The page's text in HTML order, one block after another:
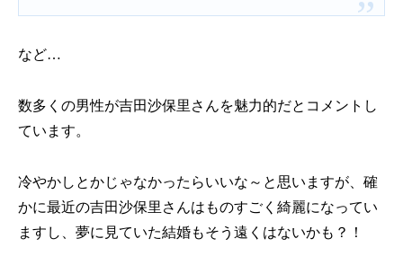
など…
数多くの男性が吉田沙保里さんを魅力的だとコメントし
ています。
冷やかしとかじゃなかったらいいな～と思いますが、確
かに最近の吉田沙保里さんはものすごく綺麗になってい
ますし、夢に見ていた結婚もそう遠くはないかも？！